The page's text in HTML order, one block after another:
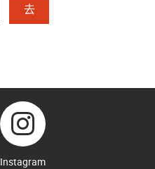
去
Instagram